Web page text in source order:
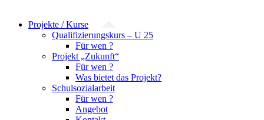
Projekte / Kurse
Qualifizierungskurs – U 25
Für wen ?
Projekt „Zukunft“
Für wen ?
Was bietet das Projekt?
Schulsozialarbeit
Für wen ?
Angebot